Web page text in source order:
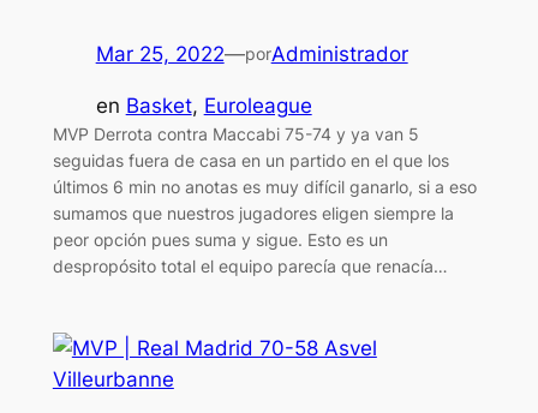
Mar 25, 2022—porAdministrador
en Basket, Euroleague
MVP Derrota contra Maccabi 75-74 y ya van 5
seguidas fuera de casa en un partido en el que los
últimos 6 min no anotas es muy difícil ganarlo, si a eso
sumamos que nuestros jugadores eligen siempre la
peor opción pues suma y sigue. Esto es un
despropósito total el equipo parecía que renacía…